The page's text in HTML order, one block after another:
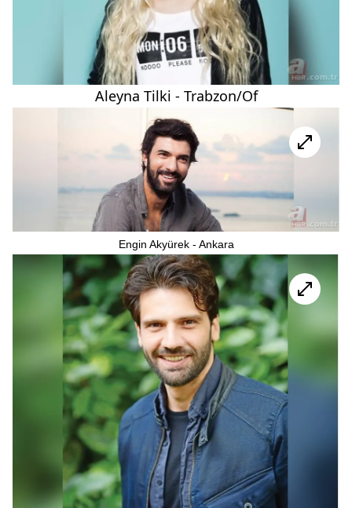
Aleyna Tilki - Trabzon/Of
Engin Akyürek - Ankara